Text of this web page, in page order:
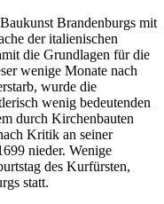
Brandenburgs mit
der italienischen
die Grundlagen für die
wenige Monate nach
wurde die
wenig bedeutenden
durch Kirchenbauten
Kritik an seiner
nieder. Wenige
des Kurfürsten,
statt.